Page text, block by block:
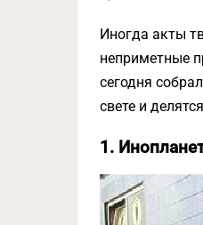
Иногда акты
неприметные
сегодня
свете и
1.